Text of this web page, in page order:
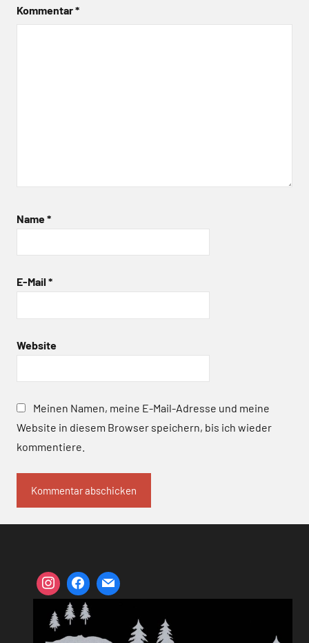
Kommentar*
Name*
E-Mail *
Website
Meinen Namen, meine E-Mail-Adresse und meine
Website in diesem Browser speichern, bis ich wieder
kommentiere.